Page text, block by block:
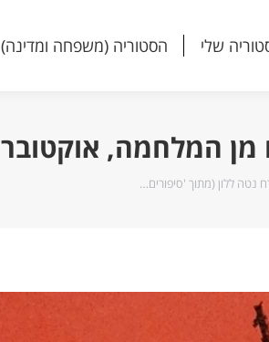
שלי הסטוריה (משפחה ומדינה)
המלחמה, אוקטובר 1973)
נטה ללון (מתוך 'סיפורים…